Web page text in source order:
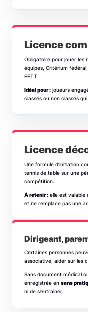
Licence
Obligatoire pour jouer les
équipes, Critérium
FFTT.
Idéal pour : joueurs
classés ou non classés
Licence
Une formule d’initiation
tennis de table sur une
compétition.
À retenir : elle est valable
et ne remplace pas une
Dirigeant,
Certaines personnes
associative, aider sur les
Sans document médical
enregistrée en sans
ni de s’entraîner.